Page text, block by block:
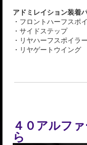
アドミレイション装着
・フロントハーフスポ
・サイドステップ
・リヤハーフスポイラ
・リヤゲートウイング
４０アルフ
ら